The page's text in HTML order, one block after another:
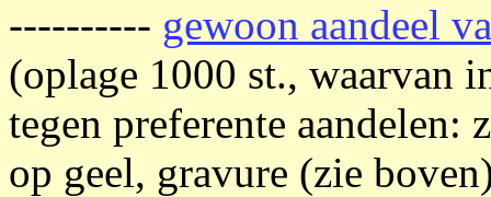
---------- gewoon aandeel
(oplage 1000 st., waarvan
tegen preferente aandelen:
op geel, gravure (zie